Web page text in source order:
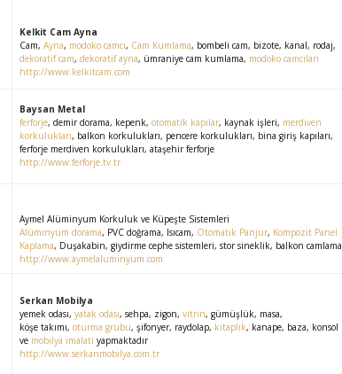
Kelkit Cam Ayna
Cam, Ayna, modoko camcı, Cam Kumlama, bombeli cam, bizote, kanal, rodaj,
dekoratif cam, dekoratif ayna, ümraniye cam kumlama, modoko camcıları
http://www.kelkitcam.com
Baysan Metal
ferforje, demir dorama, kepenk, otomatik kapılar, kaynak işleri, merdiven
korkulukları, balkon korkulukları, pencere korkulukları, bina giriş kapıları,
ferforje merdiven korkulukları, ataşehir ferforje
http://www.ferforje.tv.tr
Aymel Alüminyum Korkuluk ve Küpeşte Sistemleri
Alüminyum dorama, PVC doğrama, Isıcam, Otomatik Panjur, Kompozit Panel
Kaplama, Duşakabin, giydirme cephe sistemleri, stor sineklik, balkon camlama
http://www.aymelaluminyum.com
Serkan Mobilya
yemek odası, yatak odası, sehpa, zigon, vitrin, gümüşlük, masa,
köşe takımı, oturma grubu, şifonyer, raydolap, kitaplık, kanape, baza, konsol
ve mobilya imalatı yapmaktadır
http://www.serkanmobilya.com.tr